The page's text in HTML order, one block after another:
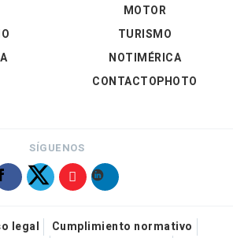
MOTOR
TURISMO
NOTIMÉRICA
CONTACTOPHOTO
SÍGUENOS
legal
Cumplimiento normativo